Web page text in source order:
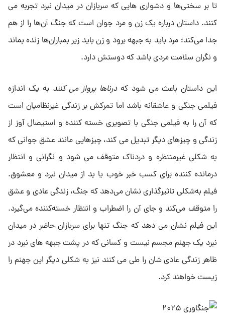
تا بر سختی‌ها و دشواری هایی که سربازان در میدان نبرد تجربه می
کنند. داستان درباره یک زن و مرد جوان است که جنگ آن‌ها را از هم
جدا می‌کند؛ مرد باید به جبهه برود و زن باید زیر بمباران‌ها زنده بماند
و نگران سلامت مردی باشد که دوستش دارد.
این داستان باعث می شود کهدرناها پرواز می کنند به یک اندازه
فیلمی جنگی و عاشقانه باشد اما تمرکش بر زندگی غیرنظامیان است
که آن را به فیلمی جنگی با تصویری خسته کننده و استیصال آوز از
زندگی و چیزهای دیگر تبدیل می کند، چیزهایی مانند عشق جوانی که
به شکلی غیرمنتظره و دردناک متوقف می شود و نگرانی و انتظار
درمانده کننده برای کسب خبر خوب یا بد از میدان نبرد و معشوق.
فیلم به‌شکلی تاثیرگذاری نشان می‌دهد که جنگ، زندگی عادی و عشق
را متوقف می‌کند و جای آن را اضطراب و انتظار خسته‌کننده می‌گیرد.
این فیلم نشان می دهد که جنگ تنها برای سربازان حاضر در میدان
نبرد یک جهنم مجسم نیست و کسانی که در پشت جبهه های نبرد در
ظاهر زندگی عادی شان را طی می کنند نیز به شکلی دیگر این جهنم را
زیست خواهند کرد.